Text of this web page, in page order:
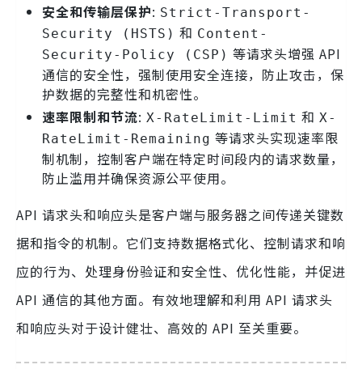
安全和传输层保护: Strict-Transport-
Security (HSTS) 和 Content-
Security-Policy (CSP) 等请求头增强 API
通信的安全性，强制使用安全连接，防止攻击，保
护数据的完整性和机密性。
速率限制和节流: X-RateLimit-Limit 和 X-
RateLimit-Remaining 等请求头实现速率限
制机制，控制客户端在特定时间段内的请求数量，
防止滥用并确保资源公平使用。
API 请求头和响应头是客户端与服务器之间传递关键数
据和指令的机制。它们支持数据格式化、控制请求和响
应的行为、处理身份验证和安全性、优化性能，并促进
API 通信的其他方面。有效地理解和利用 API 请求头
和响应头对于设计健壮、高效的 API 至关重要。